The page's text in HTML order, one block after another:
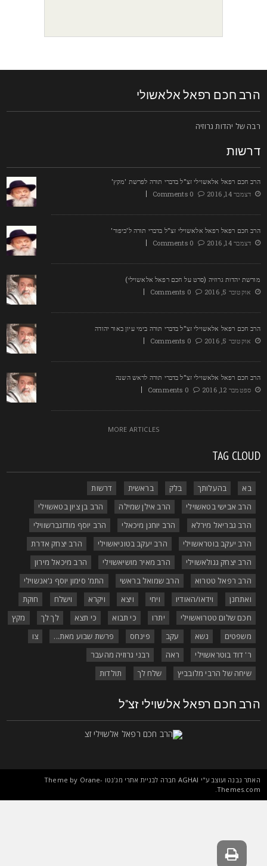
חכם רפאל אלאשולי
של יהדות גרוזיה
חכם רפאל אלאשוילי זצ"ל בדברי תורה לפרשת 'מקץ'
דצמבר 14, 2016
0 Comments
חכם רפאל רפאל אלאשוילי זצ"ל בדברי תורה ל'כיפור'
דצמבר 14, 2016
0 Comments
יהדות גרוזיה (סרט על חכם רפאל אלאשוילי)
אוקטובר 5, 2016
0 Comments
חכם רפאל אלאשוילי זצ"ל בדברי תורה בימי עיון באור יהודה
אוקטובר 5, 2016
0 Comments
חכם רפאל אלאשוילי זצ"ל בדברי תורה לראש השנה
ספטמבר 12, 2016
0 Comments
MORE ARTICLES
TAG
בא בהעלותך בלק בראשית
דרשות
הרב אבישי בטאשוילי
הרב אילן שמילה
הרב בן ציון בטאשוילי
הרב גבריאל מירלא
הרב יוחנן מיכאלי
הרב יוסף מודזגברשווילי
הרב יעקב בוטראשוילי
הרב יעקב בטוניאשוילי
הרב יצחק אדרת
הרב יצחק גגולאשוילי
הרב מאיר מושיאשוילי
הרב מיכאל מירון
הרב רפאל טטרוא
הרב שמואל בראשי
התמ' סימון יוסף ג'אנשוילי
ואתחנן
וידאו/האודיו ויחי ויצא ויקרא וישלח
חוקת
חכם שלום טטרואשוילי
יתרו כי תבוא כי תצא לך לך
מקץ
משפטים
נשא עקב פינחס פרשת שבוע מאת...
ר' דוד בוטראשוילי
ראה
רבני גרוזיה מהעבר
שיחה של הרבי מלובביץ
שלח לך תולדות
חכם רפאל אלשוילי זצ"ל
נבנה ועוצב ע"יAGHAIחברה לבניית אתרי מג'נטו Theme byOrane-
.